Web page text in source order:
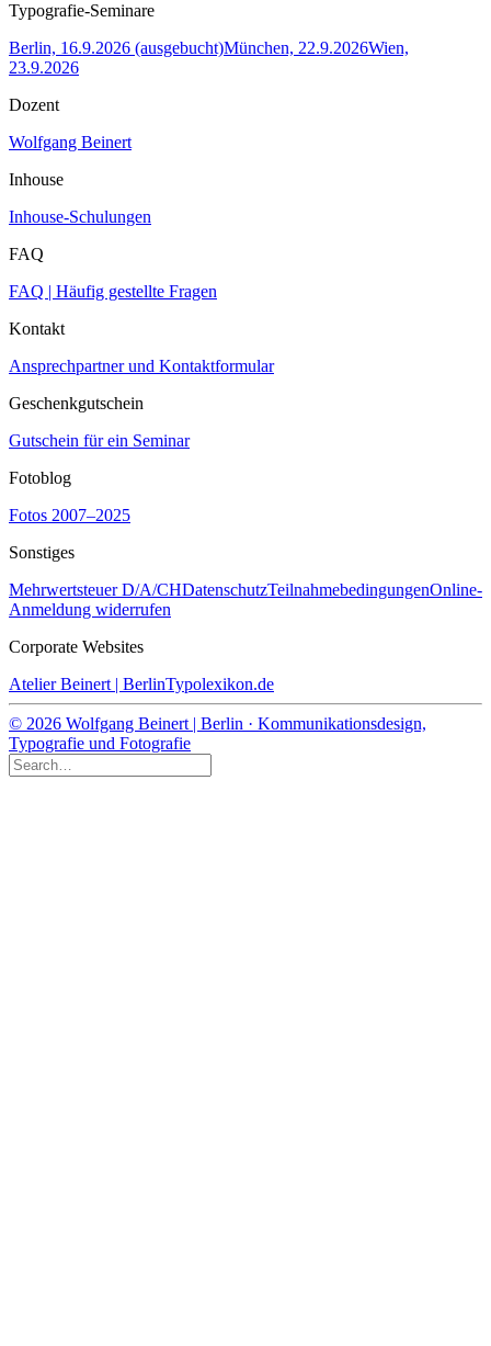
Typografie-Seminare
Berlin, 16.9.2026 (ausgebucht)München, 22.9.2026Wien,
23.9.2026
Dozent
Wolfgang Beinert
Inhouse
Inhouse-Schulungen
FAQ
FAQ | Häufig gestellte Fragen
Kontakt
Ansprechpartner und Kontaktformular
Geschenkgutschein
Gutschein für ein Seminar
Fotoblog
Fotos 2007–2025
Sonstiges
Mehrwertsteuer D/A/CHDatenschutzTeilnahmebedingungenOnline-
Anmeldung widerrufen
Corporate Websites
Atelier Beinert | BerlinTypolexikon.de
© 2026 Wolfgang Beinert | Berlin · Kommunikationsdesign,
Typografie und Fotografie